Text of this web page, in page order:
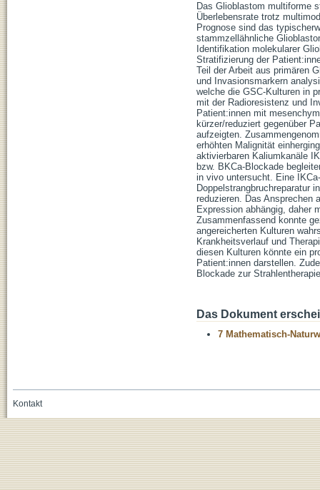
Das Glioblastom multiforme
Überlebensrate trotz
Prognose sind das
stammzellähnliche
Identifikation molekularer
Stratifizierung der
Teil der Arbeit aus primären
und Invasionsmarkern
welche die GSC-Kulturen in
mit der Radioresistenz und
Patient:innen mit
kürzer/reduziert gegenüber
aufzeigten.
erhöhten Malignität
aktivierbaren Kaliumkanäle
bzw. BKCa-Blockade
in vivo untersucht. Eine
Doppelstrangbruchreparatur
reduzieren. Das Ansprechen
Expression abhängig, daher
Zusammenfassend konnte
angereicherten Kulturen
Krankheitsverlauf und
diesen Kulturen könnte ein
Patient:innen darstellen.
Blockade zur
Das Dokument
7 Mathematisch-
Kontakt